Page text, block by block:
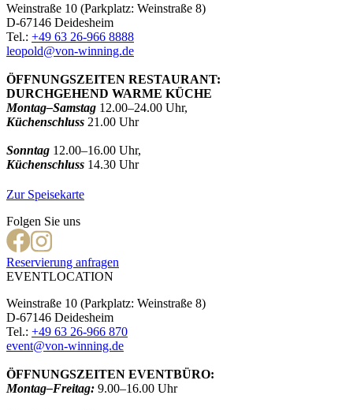
Weinstraße 10 (Parkplatz: Weinstraße 8)
D-67146 Deidesheim
Tel.: +49 63 26-966 8888
leopold@von-winning.de
ÖFFNUNGSZEITEN RESTAURANT:
DURCHGEHEND WARME KÜCHE
Montag–Samstag 12.00–24.00 Uhr,
Küchenschluss 21.00 Uhr
Sonntag 12.00–16.00 Uhr,
Küchenschluss 14.30 Uhr
Zur Speisekarte
Folgen Sie uns
Reservierung anfragen
EVENTLOCATION
Weinstraße 10 (Parkplatz: Weinstraße 8)
D-67146 Deidesheim
Tel.: +49 63 26-966 870
event@von-winning.de
ÖFFNUNGSZEITEN EVENTBÜRO:
Montag–Freitag: 9.00–16.00 Uhr